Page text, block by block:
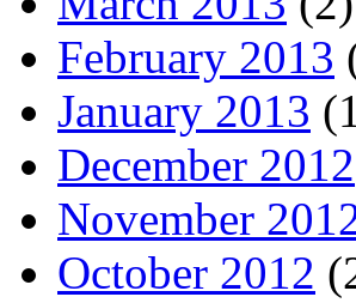
February 2013
January 2013
December 2012
November
October 2012